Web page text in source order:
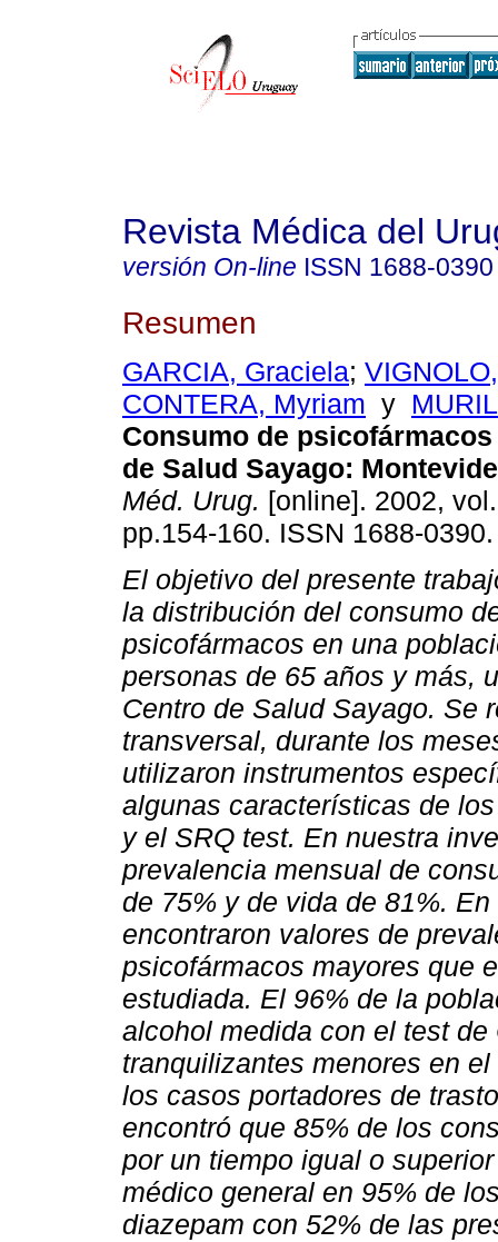
Revista Médica del
versión On-line ISSN 1688-0390
Resumen
GARCIA, Graciela;
CONTERA, Myriam y
Consumo de
de Salud Sayago:
Méd. Urug. [online]. 2002,
pp.154-160. ISSN 1688-0390.
El objetivo del presente
la distribución del consumo
psicofármacos en una
personas de 65 años y más,
Centro de Salud Sayago. Se
transversal, durante los
utilizaron instrumentos
algunas características de
y el SRQ test. En nuestra
prevalencia mensual de
de 75% y de vida de 81%.
encontraron valores de
psicofármacos mayores que
estudiada. El 96% de la
alcohol medida con el test
tranquilizantes menores en
los casos portadores de
encontró que 85% de los
por un tiempo igual o
médico general en 95% de
diazepam con 52% de las